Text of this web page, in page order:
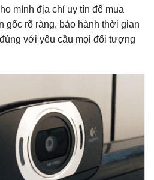
mình địa chỉ uy tín để mua
gốc rõ ràng, bảo hành thời gian
với yêu cầu mọi đối tượng